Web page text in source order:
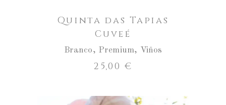
Quinta das Tapias
Cuveé
Branco, Premium, Viños
25,00€